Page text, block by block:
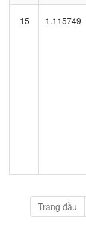
15 1.115749
Trang đầu